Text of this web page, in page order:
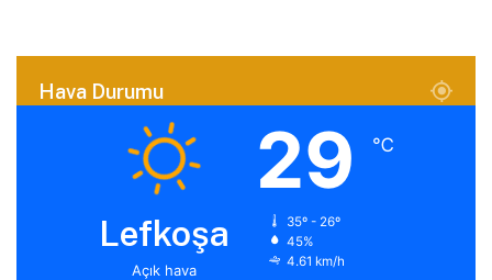
Hava Durumu
Lefkoşa
Açık hava
29 ℃
35º - 26º
45%
4.61 km/h